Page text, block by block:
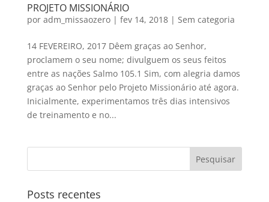
PROJETO MISSIONÁRIO
por adm_missaozero| fev 14, 2018| Sem categoria
14 FEVEREIRO, 2017 Dêem graças ao Senhor,
proclamem o seu nome; divulguem os seus feitos
entre as nações Salmo 105.1 Sim, com alegria damos
graças ao Senhor pelo Projeto Missionário até agora.
Inicialmente, experimentamos três dias intensivos
de treinamento e no...
Posts recentes